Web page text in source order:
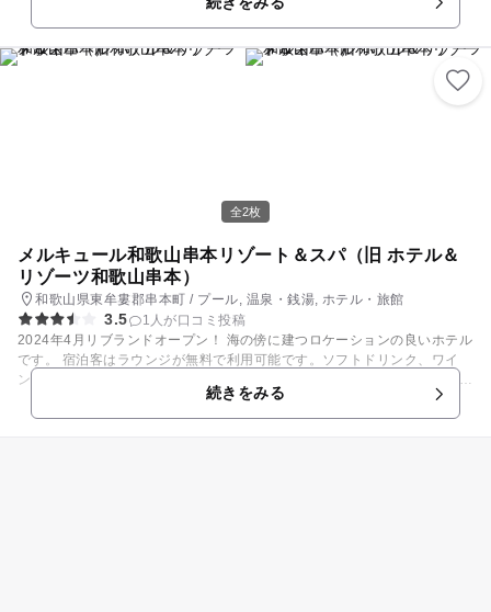
マーズビレッジと名付けました。 山のスペシャリストがお手伝い A MOU
NTAIN SPECIALIST CAN HELP 管理棟には山遊びやDIYに精通したスペ
シャリストがいますので皆様の山遊びのお手伝いをさせてもらいます。 キ
が語る和歌山の歴史」をテーマに、歴史と文化を正しく理解し、その継承
と発展に資する学習の場として構成しています。２万年も前の石でできた
道具、日本で一つだけの古墳時代の金の勾玉、豊臣秀吉に攻められた太田
城の姿、徳川幕府の８代将軍となった徳川吉宗の肖像画などがご覧いただ
けます。他にも、古墳の内部を再現した石室や、かまどをもつ古い復元農
家の家屋など、実際に中に入れる体感型の展示も行っております。 小さ
全2枚
メルキュール和歌⼭串本リゾート＆スパ（旧 ホテル＆
リゾーツ和歌⼭串本）
和歌山県東牟婁郡串本町 / プール, 温泉・銭湯, ホテル・旅館
3.5
1人が口コミ投稿
2024年4月リブランドオープン！ 海の傍に建つロケーションの良いホテル
です。 宿泊客はラウンジが無料で利用可能です。ソフトドリンク、ワイ
ン、ビール、おつまみなどを気軽に楽しめるのはとても魅力的です。 ゲス
トルームや露天風呂からは、太平洋が一望でき素晴らしい眺望を堪能でき
ます。ガーデンプールからは海の絶景が楽しめ、リゾート気分を満喫！ オ
続きをみる